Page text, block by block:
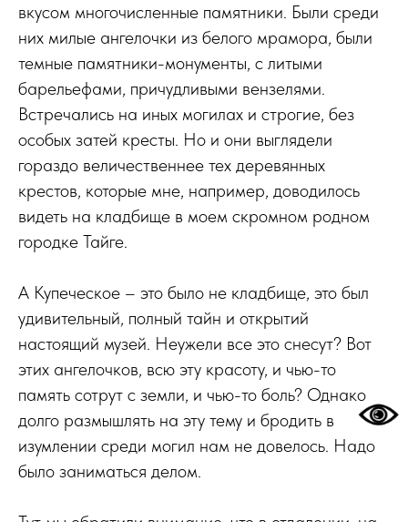
вкусом многочисленные памятники. Были среди
них милые ангелочки из белого мрамора, были
темные памятники-монументы, с литыми
барельефами, причудливыми вензелями.
Встречались на иных могилах и строгие, без
особых затей кресты. Но и они выглядели
гораздо величественнее тех деревянных
крестов, которые мне, например, доводилось
видеть на кладбище в моем скромном родном
городке Тайге.
А Купеческое – это было не кладбище, это был
удивительный, полный тайн и открытий
настоящий музей. Неужели все это снесут? Вот
этих ангелочков, всю эту красоту, и чью-то
память сотрут с земли, и чью-то боль? Однако
долго размышлять на эту тему и бродить в
изумлении среди могил нам не довелось. Надо
было заниматься делом.